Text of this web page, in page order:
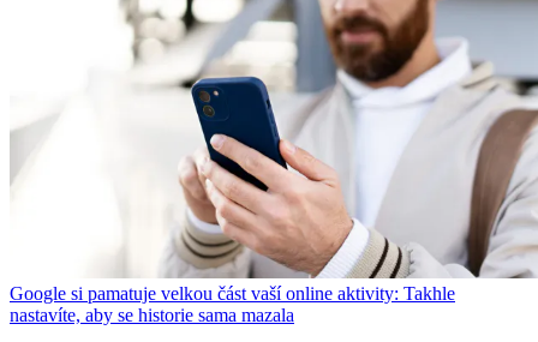
Google si pamatuje velkou část vaší online aktivity: Takhle
nastavíte, aby se historie sama mazala